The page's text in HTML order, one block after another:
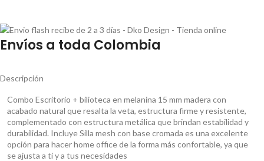
Envíos a toda Colombia
Descripción
Combo Escritorio + bilioteca en melanina 15 mm madera con
acabado natural que resalta la veta, estructura firme y resistente,
complementado con estructura metálica que brindan estabilidad y
durabilidad. Incluye Silla mesh con base cromada es una excelente
opción para hacer home office de la forma más confortable, ya que
se ajusta a ti y a tus necesidades